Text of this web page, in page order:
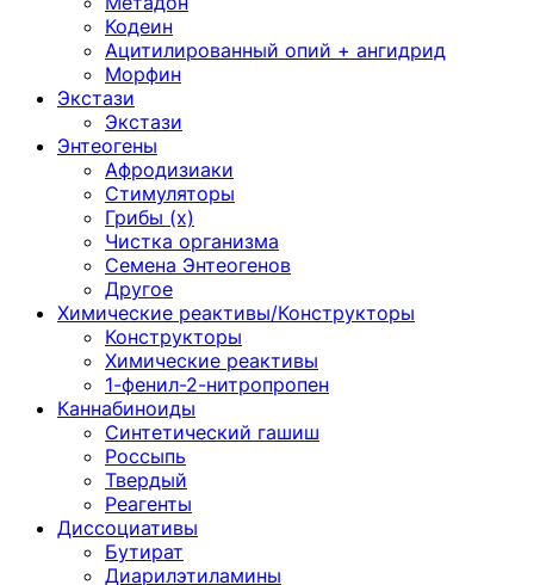
Кодеин
Ацитилированный опий + ангидрид
Морфин
Экстази
Экстази
Энтеогены
Афродизиаки
Стимуляторы
Грибы (х)
Чистка организма
Семена Энтеогенов
Другое
Химические реактивы/Конструкторы
Конструкторы
Химические реактивы
1-фенил-2-нитропропен
Каннабиноиды
Синтетический гашиш
Россыпь
Твердый
Реагенты
Диссоциативы
Бутират
Диарилэтиламины